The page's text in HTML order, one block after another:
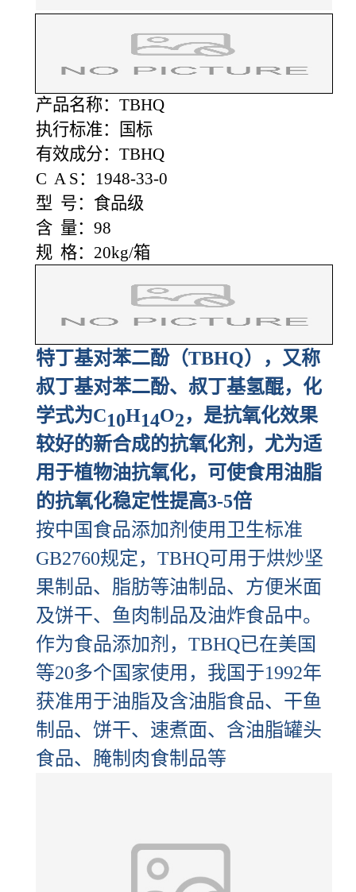
产品名称：TBHQ
执行标准：国标
有效成分：TBHQ
C A S：1948-33-0
型 号：食品级
含 量：98
规 格：20kg/箱
特丁基对苯二酚（TBHQ），又称
叔丁基对苯二酚、叔丁基氢醌，化
学式为C10H14O2，是抗氧化效果
较好的新合成的抗氧化剂，尤为适
用于植物油抗氧化，可使食用油脂
的抗氧化稳定性提高3-5倍
按中国食品添加剂使用卫生标准
GB2760规定，TBHQ可用于烘炒坚
果制品、脂肪等油制品、方便米面
及饼干、鱼肉制品及油炸食品中。
作为食品添加剂，TBHQ已在美国
等20多个国家使用，我国于1992年
获准用于油脂及含油脂食品、干鱼
制品、饼干、速煮面、含油脂罐头
食品、腌制肉食制品等